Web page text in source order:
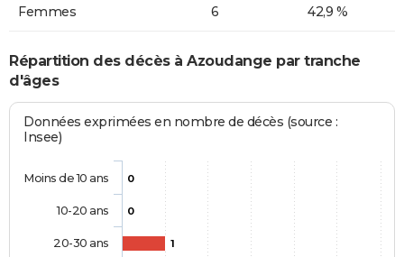
Femmes 6 42,9 %
Répartition des décès à Azoudange par tranche
d'âges
Données exprimées en nombre de décès (source :
Insee)
0
0
1
Moins de 10 ans
10-20 ans
20-30 ans